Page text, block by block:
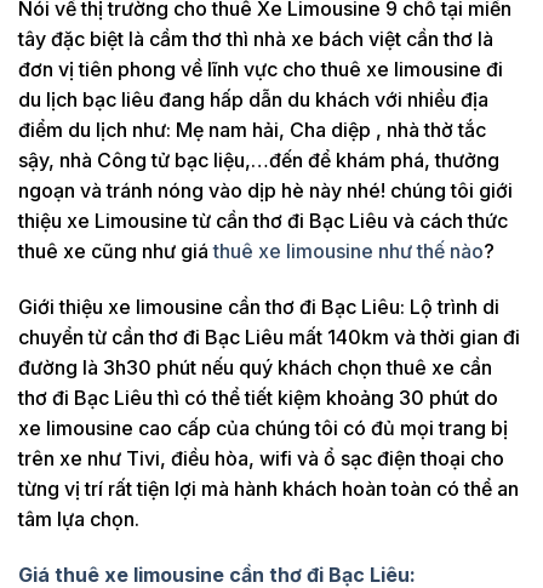
Nói về thị trường cho thuê Xe Limousine 9 chỗ tại miền
tây đặc biệt là cầm thơ thì nhà xe bách việt cần thơ là
đơn vị tiên phong về lĩnh vực cho thuê xe limousine đi
du lịch bạc liêu đang hấp dẫn du khách với nhiều địa
điểm du lịch như: Mẹ nam hải, Cha diệp , nhà thờ tắc
sậy, nhà Công tử bạc liệu,…đến để khám phá, thưởng
ngoạn và tránh nóng vào dịp hè này nhé! chúng tôi giới
thiệu xe Limousine từ cần thơ đi Bạc Liêu và cách thức
thuê xe cũng như giáthuê xe limousine như thế nào?
Giới thiệu xe limousine cần thơ đi Bạc Liêu: Lộ trình di
chuyển từ cần thơ đi Bạc Liêu mất 140km và thời gian đi
đường là 3h30 phút nếu quý khách chọn thuê xe cần
thơ đi Bạc Liêu thì có thể tiết kiệm khoảng 30 phút do
xe limousine cao cấp của chúng tôi có đủ mọi trang bị
trên xe như Tivi, điều hòa, wifi và ổ sạc điện thoại cho
từng vị trí rất tiện lợi mà hành khách hoàn toàn có thể an
tâm lựa chọn.
Giá thuê xe limousine cần thơ đi Bạc Liêu: